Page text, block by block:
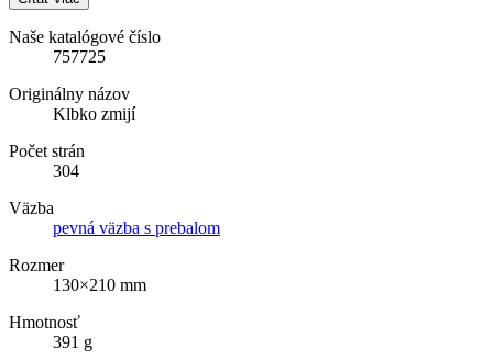
Naše katalógové číslo
757725
Originálny názov
Klbko zmijí
Počet strán
304
Väzba
pevná väzba s prebalom
Rozmer
130×210 mm
Hmotnosť
391 g